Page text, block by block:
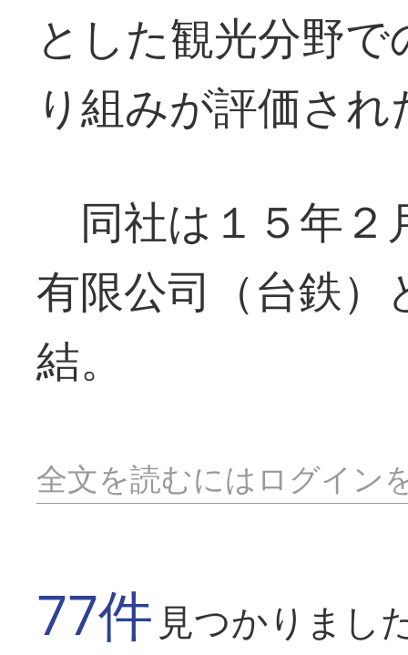
とした観光分野
り組みが評価され
同社は１５年２
有限公司（台鉄）
結。
全文を読むにはログイン
77件 見つかりまし